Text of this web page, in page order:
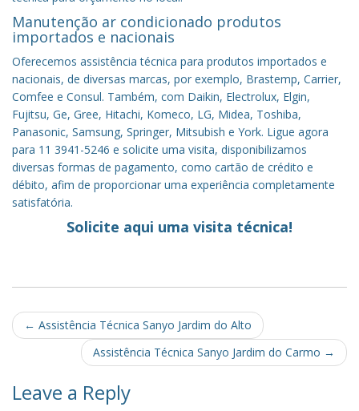
Manutenção ar condicionado produtos
importados e nacionais
Oferecemos assistência técnica para produtos importados e
nacionais, de diversas marcas, por exemplo, Brastemp, Carrier,
Comfee e Consul. Também, com Daikin, Electrolux, Elgin,
Fujitsu, Ge, Gree, Hitachi, Komeco, LG, Midea, Toshiba,
Panasonic, Samsung, Springer, Mitsubish e York. Ligue agora
para 11 3941-5246 e solicite uma visita, disponibilizamos
diversas formas de pagamento, como cartão de crédito e
débito, afim de proporcionar uma experiência completamente
satisfatória.
Solicite aqui uma visita técnica!
Post
navigation
← Assistência Técnica Sanyo Jardim do Alto
Assistência Técnica Sanyo Jardim do Carmo →
Leave a Reply